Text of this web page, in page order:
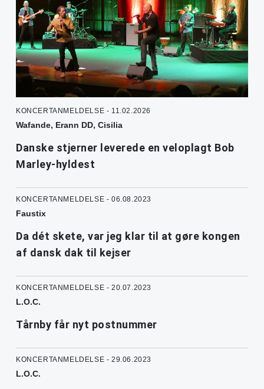
KONCERTANMELDELSE - 11.02.2026
Wafande, Erann DD, Cisilia
Danske stjerner leverede en veloplagt Bob
Marley-hyldest
KONCERTANMELDELSE - 06.08.2023
Faustix
Da dét skete, var jeg klar til at gøre kongen
af dansk dak til kejser
KONCERTANMELDELSE - 20.07.2023
L.O.C.
Tårnby får nyt postnummer
KONCERTANMELDELSE - 29.06.2023
L.O.C.